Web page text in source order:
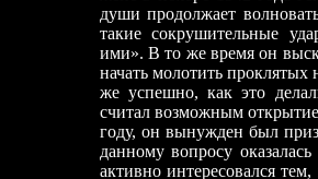
души продолжает
такие сокрушительные
ими». В то же время он
начать молотить
же успешно, как это
считал возможным
году, он вынужден был
данному вопросу
активно интересовался